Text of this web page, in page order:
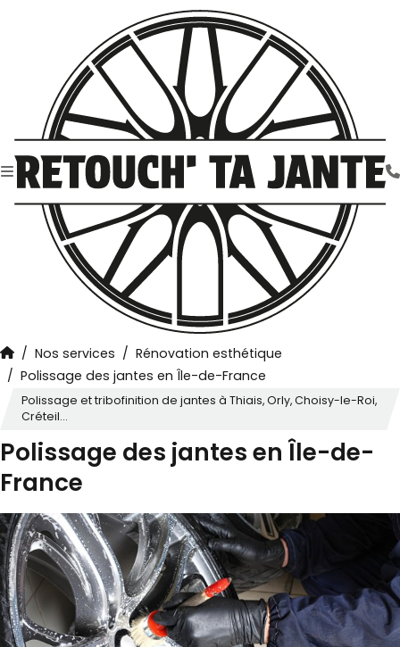
Nos services
Rénovation esthétique
Polissage des jantes en Île-de-France
Polissage des jantes en Île-de-
France
Polissage et tribofinition de jantes à Thiais, Orly, Choisy-le-Roi,
Créteil...